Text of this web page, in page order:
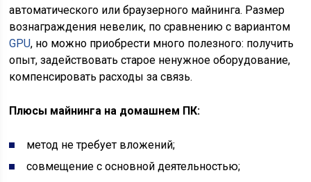
автоматического или браузерного майнинга. Размер
вознаграждения невелик, по сравнению с вариантом
GPU, но можно приобрести много полезного: получить
опыт, задействовать старое ненужное оборудование,
компенсировать расходы за связь.
Плюсы майнинга на домашнем ПК:
метод не требует вложений;
совмещение с основной деятельностью;